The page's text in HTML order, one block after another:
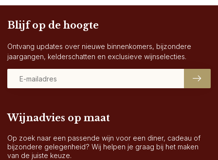
Wijnadvies op maat
Op zoek naar een passende wijn voor een diner, cadeau of
bijzondere gelegenheid? Wij helpen je graag bij het maken
van de juiste keuze.
Blijf op de hoogte
Ontvang updates over nieuwe binnenkomers, bijzondere
jaargangen, kelderschatten en exclusieve wijnselecties.